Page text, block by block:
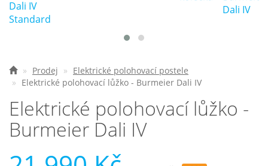
Výprodej
Doprava a služby
O nás
Kontakt
Prodej
Elektrické polohovací postele
Elektrické polohovací lůžko - Burmeier Dali IV
Elektrické polohovací lůžko -
Burmeier Dali IV